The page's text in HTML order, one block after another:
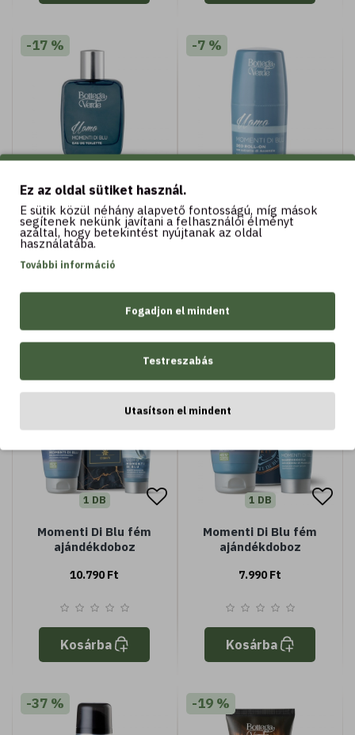
-17 %
Momenti di Blu - Eau
de toilette parfüm (50
ml)
9.990 Ft
-7 %
Momenti di Blu - Roll-
on dezodor
Kosárba
1 DB
Momenti Di Blu fém
ajándékdoboz
10.790 Ft
Kosárba
1 DB
Momenti Di Blu fém
ajándékdoboz
7.990 Ft
Kosárba
-37 % -19 %
Ez az oldal sütiket használ.
E sütik közül néhány alapvető fontosságú, míg mások
segítenek nekünk javítani a felhasználói élményt
azáltal, hogy betekintést nyújtanak az oldal
használatába.
További információ
Fogadjon el mindent
Testreszabás
Utasítson el mindent